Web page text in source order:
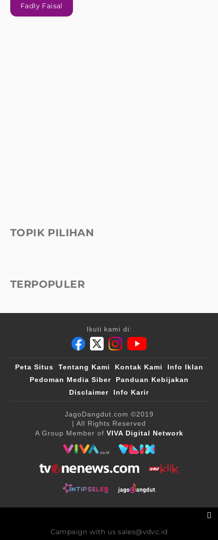
Fadly Faisal
TOPIK PILIHAN
TERPOPULER
Ikuti kami di:
Peta Situs Tentang Kami Kontak Kami
Info Iklan
Pedoman Media Siber
Panduan Kebijakan
Disclaimer
Info Karir
JagoDangdut.com ©2019
| All Rights Reserved
A Group Member of VIVA Digital Network
